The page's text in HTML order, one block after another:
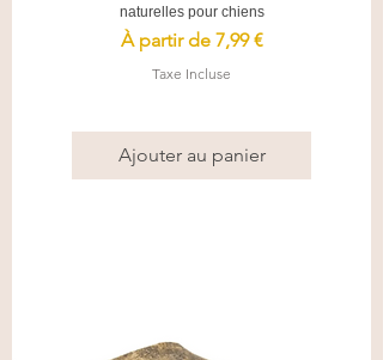
naturelles pour chiens
À partir de 7,99 €
Prix promotionnel
Taxe Incluse
Ajouter au panier